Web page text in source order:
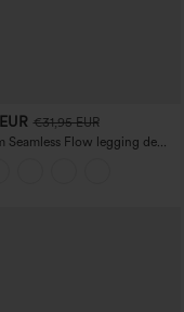
€31,95 EUR
Seamless Flow legging de
haute, gainant pour le ventre
de fesses